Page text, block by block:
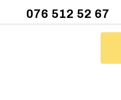
076 512 52 67